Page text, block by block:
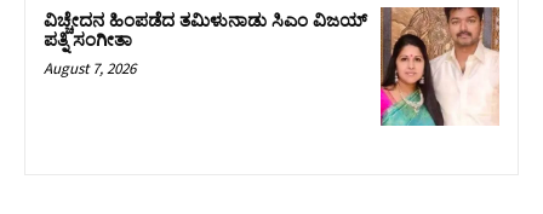
ವಿಚ್ಚೇದನ ಹಿಂಪಡೆದ ತಮಿಳುನಾಡು ಸಿಎಂ ವಿಜಯ್‌
ಪತ್ನಿ ಸಂಗೀತಾ
August 7, 2026